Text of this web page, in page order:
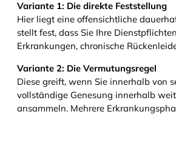
Variante 1: Die direkte Feststellung
Hier liegt eine offensichtliche
stellt fest, dass Sie Ihre
Erkrankungen, chronische
Variante 2: Die Vermutungsregel
Diese greift, wenn Sie innerhalb von
vollständige Genesung innerhalb
ansammeln. Mehrere